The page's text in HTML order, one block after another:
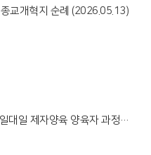
종교개혁지 순례 (2026.05.13)
일대일 제자양육 양육자 과정 수료식 (2026.05.02)